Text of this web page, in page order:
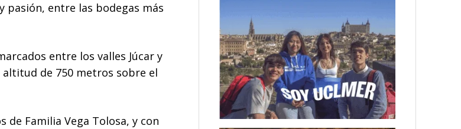
pasión, entre las bodegas más
entre los valles Júcar y
de 750 metros sobre el
de Familia Vega Tolosa, y con